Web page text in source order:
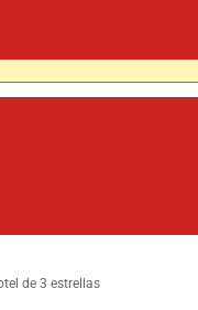
de 3 estrellas